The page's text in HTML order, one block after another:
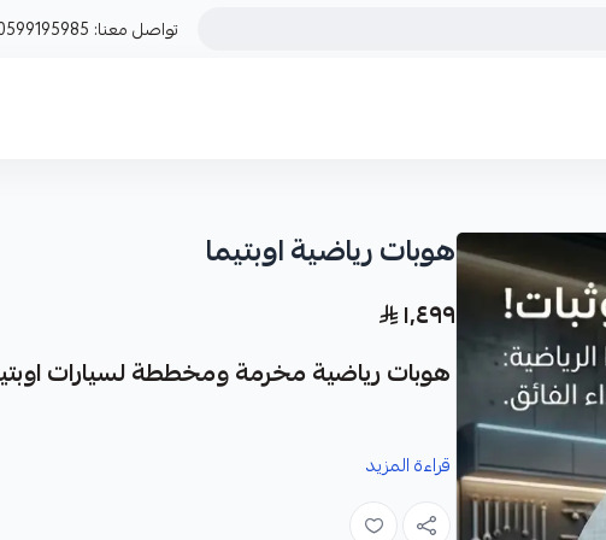
تواصل معنا:
هوبات رياضية اوبتيما
١٬٤٩٩
هوبات رياضية مخرمة ومخططة لسيارات
قراءة المزيد